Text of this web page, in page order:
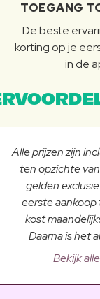
TOEGANG
De beste
korting op je
in de
Alle prijzen zijn
ten opzichte
gelden
eerste
kost
Daarna is het
Bekijk